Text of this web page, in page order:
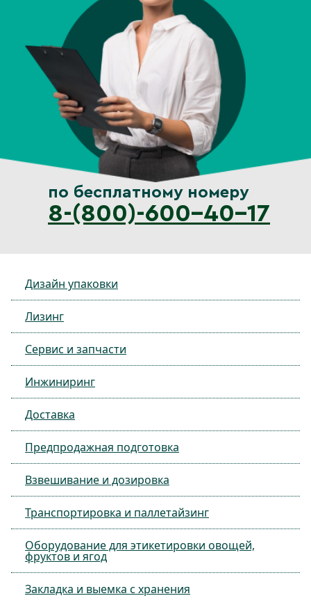
по бесплатному номеру
8-(800)-600-40-17
Дизайн упаковки
Лизинг
Сервис и запчасти
Инжиниринг
Доставка
Предпродажная подготовка
Взвешивание и дозировка
Транспортировка и паллетайзинг
Оборудование для этикетировки овощей,
фруктов и ягод
Закладка и выемка с хранения